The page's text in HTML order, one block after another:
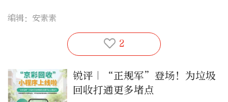
编辑：安素素
2
锐评｜“正规军”登场！为垃圾
回收打通更多堵点